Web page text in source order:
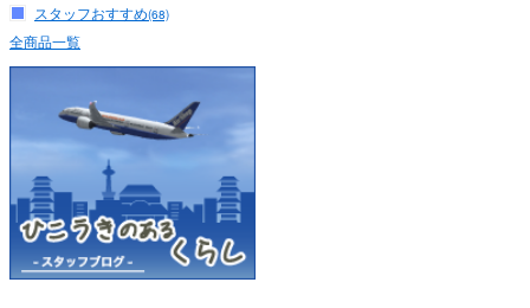
スタッフおすすめ(68)
全商品一覧